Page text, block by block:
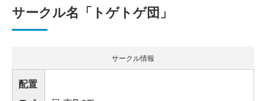
サークル名「トゲトゲ団」
サークル情報
配置